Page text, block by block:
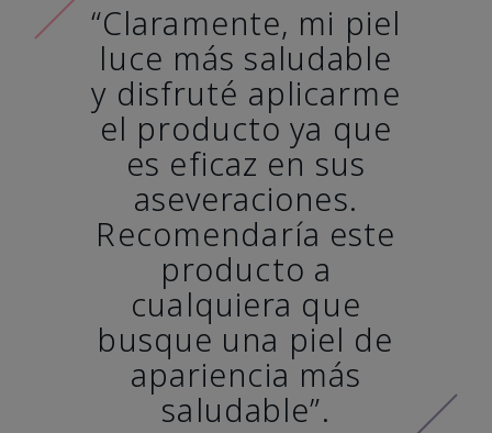
“Claramente, mi piel
luce más saludable
y disfruté aplicarme
el producto ya que
es eficaz en sus
aseveraciones.
Recomendaría este
producto a
cualquiera que
busque una piel de
apariencia más
saludable”.